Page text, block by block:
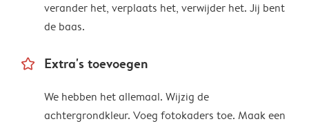
verander het, verplaats het, verwijder het. Jij bent
de baas.
star_outline Extra's toevoegen
We hebben het allemaal. Wijzig de
achtergrondkleur. Voeg fotokaders toe. Maak een